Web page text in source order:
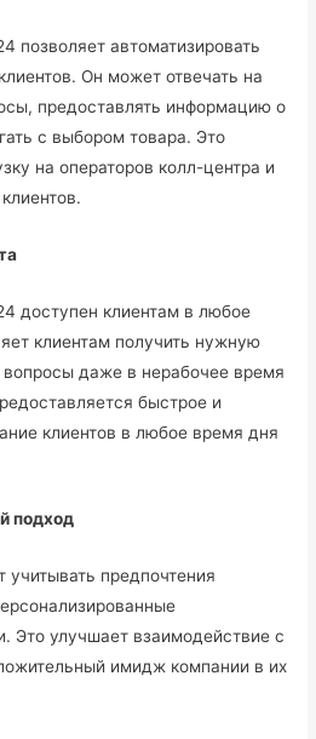
позволяет автоматизировать
Он может отвечать на
предоставлять информацию о
с выбором товара. Это
на операторов колл-центра и
доступен клиентам в любое
клиентам получить нужную
даже в нерабочее время
быстрое и
клиентов в любое время дня
подход
предпочтения
Это улучшает взаимодействие с
имидж компании в их